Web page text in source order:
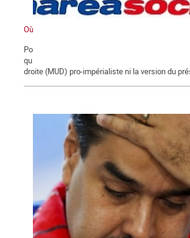
Où va le Venezuela ?
Pour comprendre la situation et lever le voile sur
qui sont diffusées dans le monde, inutile
droite (MUD) pro-impérialiste ni la version du